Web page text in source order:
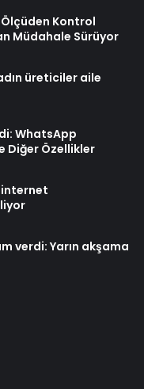
Ölçüden Kontrol
Müdahale Sürüyor
üreticiler aile
WhatsApp
Diğer Özellikler
internet
verdi: Yarın akşama